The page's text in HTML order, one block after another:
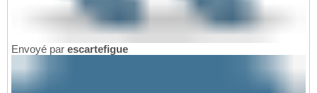
Envoyé par escartefigue